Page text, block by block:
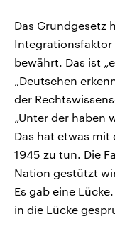
Das Grundgesetz
Integrationsfaktor
bewährt. Das ist
„Deutschen
der
„Unter der haben
Das hat etwas
1945 zu tun. Die
Nation gestützt
Es gab eine
in die Lücke